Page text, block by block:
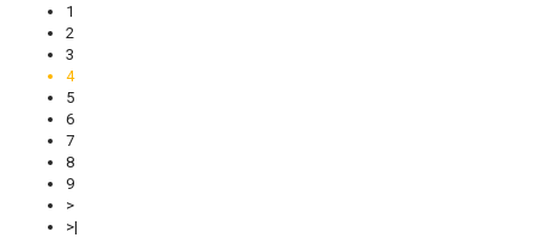
1
2
3
4
5
6
7
8
9
>
>|